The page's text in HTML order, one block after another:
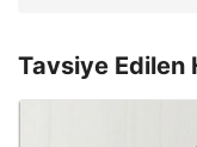
Tavsiye Edilen